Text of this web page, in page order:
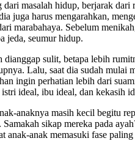
masalah hidup, berjarak
juga harus mengarahkan,
marabahaya. Sebelum
jeda, seumur hidup.
sulit, betapa lebih
Lalu, saat dia sudah
ingin perhatian lebih dari
ideal, ibu ideal, dan kekasih
anaknya masih kecil begitu
sikap mereka pada
anak-anak memasuki fase